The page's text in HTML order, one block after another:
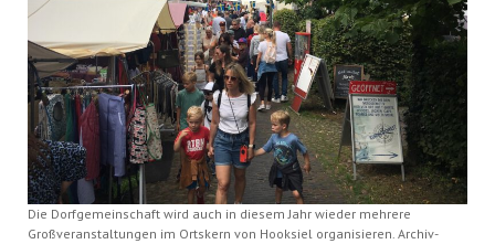
Die Dorfgemeinschaft wird auch in diesem Jahr wieder mehrere
Großveranstaltungen im Ortskern von Hooksiel organisieren. Archiv-